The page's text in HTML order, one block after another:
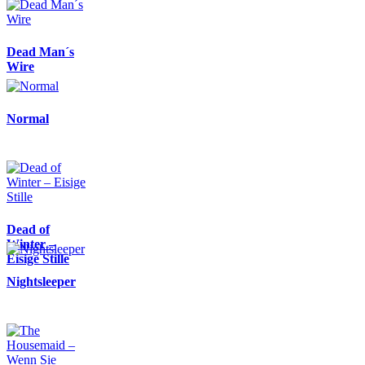
Dead Man´s
Wire
Normal
Dead of
Winter –
Eisige Stille
Nightsleeper